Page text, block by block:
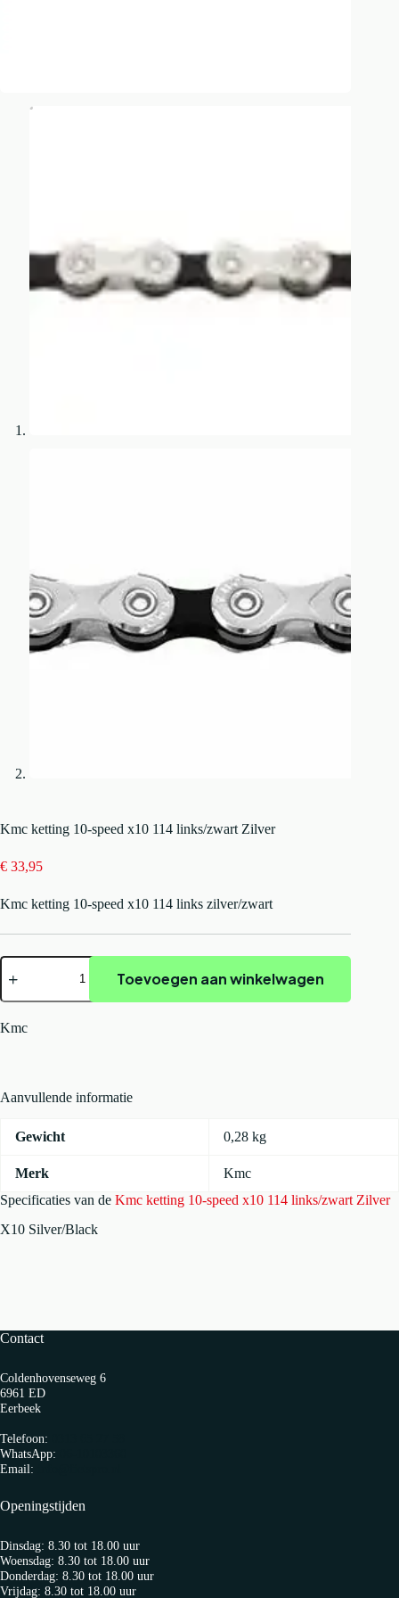
Kmc ketting 10-speed x10 114 links/zwart Zilver
€ 33,95
Kmc ketting 10-speed x10 114 links zilver/zwart
Kmc
ketting
x10
Toevoegen aan winkelwagen
Kmc
Specificaties van de Kmc ketting 10-speed x10 114 links/zwart Zilver
X10 Silver/Black
Aanvullende informatie
Gewicht 0,28 kg
Merk Kmc
Contact
Coldenhovenseweg 6
6961 ED
Eerbeek
Telefoon:
WhatsApp:
Email:
Openingstijden
Dinsdag: 8.30 tot 18.00 uur
Woensdag: 8.30 tot 18.00 uur
Donderdag: 8.30 tot 18.00 uur
Vrijdag: 8.30 tot 18.00 uur